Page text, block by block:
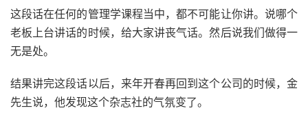
这段话在任何的管理学课程当中，都不可能让你讲。说哪个
老板上台讲话的时候，给大家讲丧气话。然后说我们做得一
无是处。
结果讲完这段话以后，来年开春再回到这个公司的时候，金
先生说，他发现这个杂志社的气氛变了。